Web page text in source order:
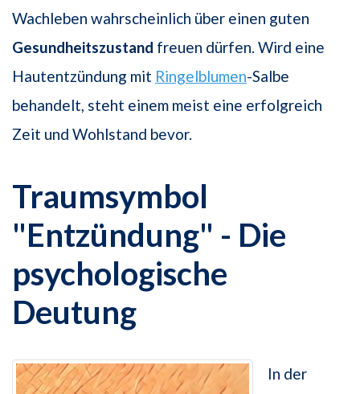
Wachleben wahrscheinlich über einen guten
Gesundheitszustand freuen dürfen. Wird eine
Hautentzündung mit Ringelblumen-Salbe
behandelt, steht einem meist eine erfolgreich
Zeit und Wohlstand bevor.
Traumsymbol
"Entzündung" - Die
psychologische
Deutung
In der